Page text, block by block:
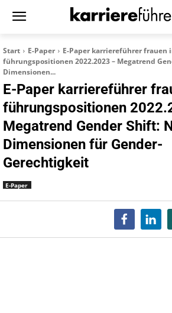
Start E-Paper
E-Paper karriereführer frauen
führungspositionen 2022.2023 – Megatrend
Dimensionen...
E-Paper karriereführer
führungspositionen
Megatrend Gender Shift:
Dimensionen für Gender-
Gerechtigkeit
E-Paper